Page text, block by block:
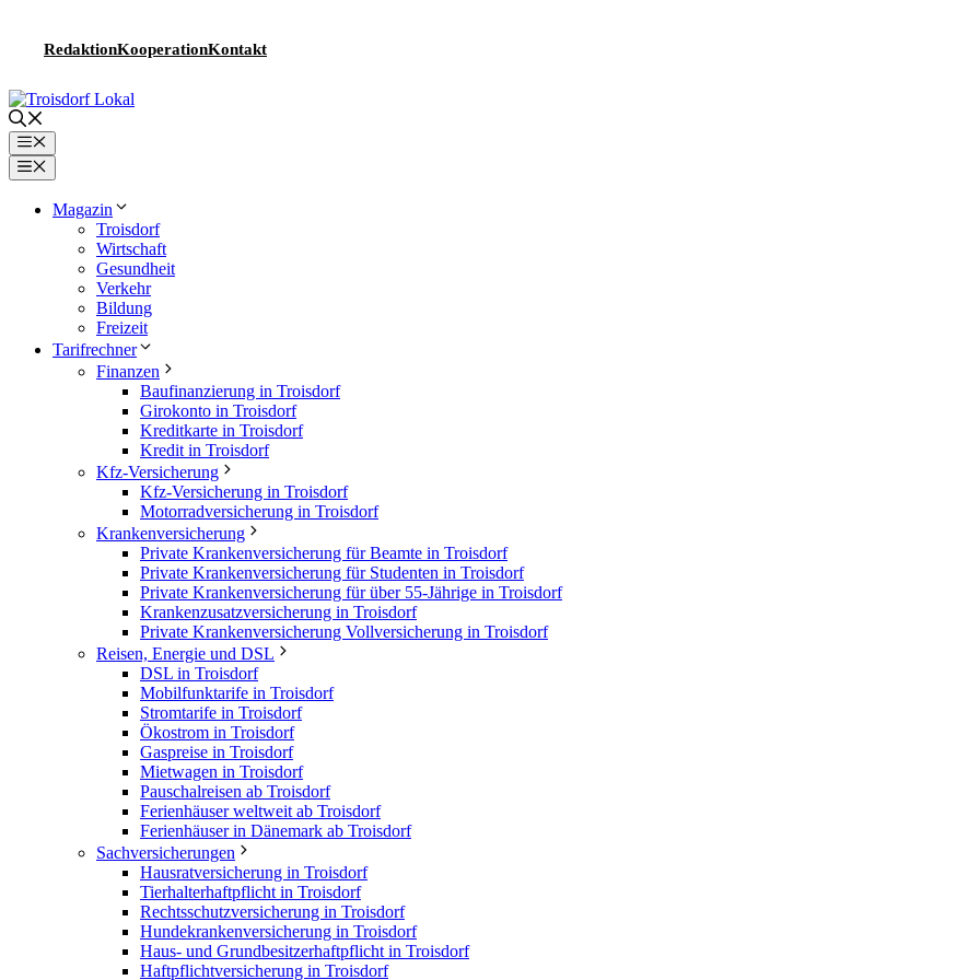
springenRedaktionKooperationKontakt
Menü
Menü
Magazin
Troisdorf
Wirtschaft
Gesundheit
Verkehr
Bildung
Freizeit
Tarifrechner
Finanzen
Baufinanzierung in Troisdorf
Girokonto in Troisdorf
Kreditkarte in Troisdorf
Kredit in Troisdorf
Kfz-Versicherung
Kfz-Versicherung in Troisdorf
Motorradversicherung in Troisdorf
Krankenversicherung
Private Krankenversicherung für Beamte in Troisdorf
Private Krankenversicherung für Studenten in Troisdorf
Private Krankenversicherung für über 55-Jährige in Troisdorf
Krankenzusatzversicherung in Troisdorf
Private Krankenversicherung Vollversicherung in Troisdorf
Reisen, Energie und DSL
DSL in Troisdorf
Mobilfunktarife in Troisdorf
Stromtarife in Troisdorf
Ökostrom in Troisdorf
Gaspreise in Troisdorf
Mietwagen in Troisdorf
Pauschalreisen ab Troisdorf
Ferienhäuser weltweit ab Troisdorf
Ferienhäuser in Dänemark ab Troisdorf
Sachversicherungen
Hausratversicherung in Troisdorf
Tierhalterhaftpflicht in Troisdorf
Rechtsschutzversicherung in Troisdorf
Hundekrankenversicherung in Troisdorf
Haus- und Grundbesitzerhaftpflicht in Troisdorf
Haftpflichtversicherung in Troisdorf